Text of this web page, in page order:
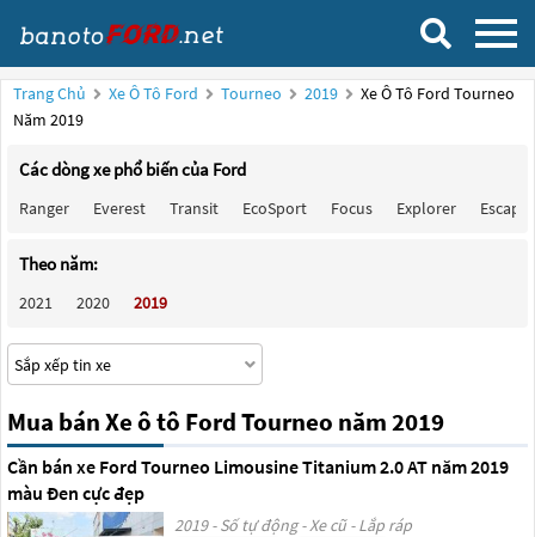
Trang Chủ Xe Ô Tô Ford Tourneo 2019
Xe Ô Tô Ford Tourneo
Năm 2019
Các dòng xe phổ biến của Ford
Ranger Everest Transit EcoSport Focus Explorer Escape
Theo năm:
2021 2020 2019
Mua bán Xe ô tô Ford Tourneo năm 2019
Cần bán xe Ford Tourneo Limousine Titanium 2.0 AT năm 2019
màu Đen cực đẹp
2019 - Số tự động - Xe cũ - Lắp ráp